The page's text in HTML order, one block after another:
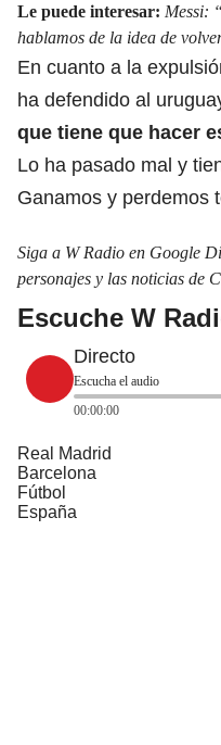
Le puede interesar: Messi:
hablamos de la idea de
En cuanto a la
ha defendido al
que tiene que hacer
Lo ha pasado mal y
Ganamos y perdemos
Siga a W Radio en Google
personajes y las noticias de
Escuche W
Directo
Escucha el audio
00:00:00
Real Madrid
Barcelona
Fútbol
España